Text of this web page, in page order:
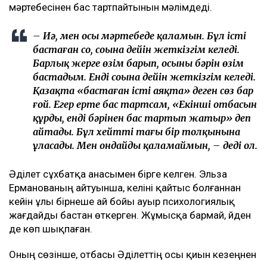
мәртебесінен бас тартпайтынын мәлімдеді.
– Иә, мен осы мәртебеде қаламын. Бұл істі
бастаған соң, соңына дейін жеткізгім келеді.
Барлық жерге өзім барып, осының бәрін өзім
бастадым. Енді соңына дейін жеткізгім келеді.
Қазақта «бастаған істі аяқта» деген сөз бар
ғой. Егер ертең бас тартсам, «Екінші отбасын
құрды, енді бәрінен бас тартып жатыр» деп
айтады. Бұл хейттің тағы бір толқынына
ұласады. Мен ондайды қаламаймын, – деді ол.
Әділет сұхбатқа анасымен бірге келген. Эльза
Ерманованың айтуынша, келіні қайтыс болғаннан
кейін ұлы бірнеше ай бойы ауыр психологиялық
жағдайды бастан өткерген. Жұмысқа бармай, үйден
де көп шықпаған.
Оның сөзінше, отбасы Әділеттің осы қиын кезеңнен